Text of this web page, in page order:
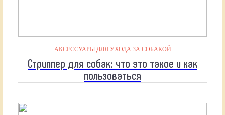
АКСЕССУАРЫ ДЛЯ УХОДА ЗА СОБАКОЙ
Стриппер для собак: что это такое и как
пользоваться